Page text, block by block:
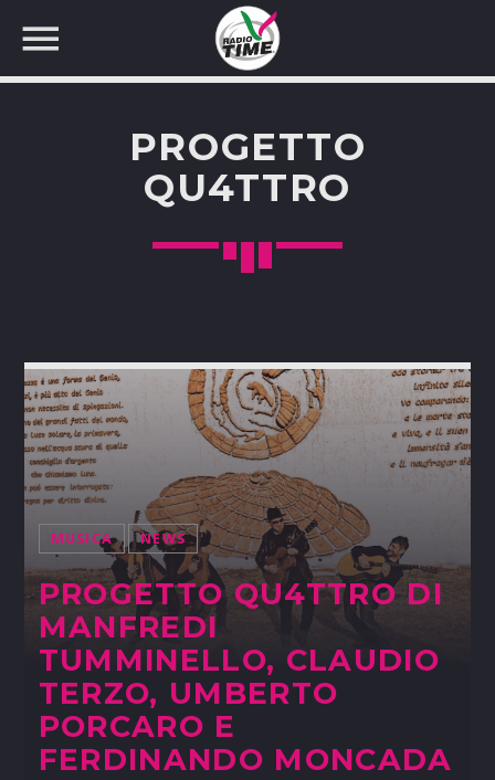
CERCA NEL SITO WEB:
PROGETTO
QU4TTRO
MUSICA NEWS
PROGETTO QU4TTRO DI
MANFREDI
TUMMINELLO, CLAUDIO
TERZO, UMBERTO
PORCARO E
FERDINANDO MONCADA